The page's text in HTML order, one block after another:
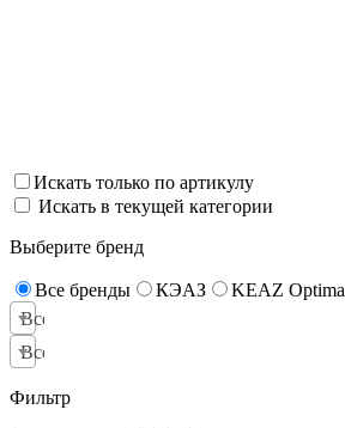
Искать только по артикулу
Искать в текущей категории
Выберите бренд
Все бренды КЭАЗ
KEAZ Optima
Все сферы применения
Все функции
Фильтр